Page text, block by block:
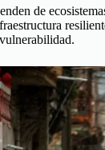
de